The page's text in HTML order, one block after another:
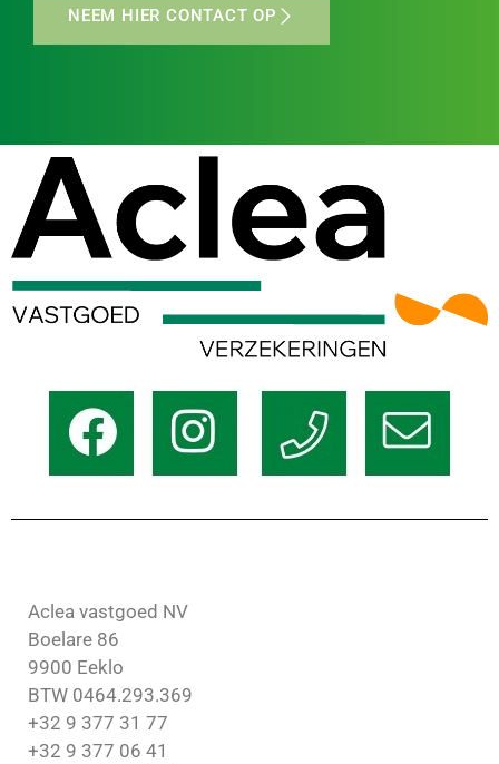
NEEM HIER CONTACT OP
Aclea vastgoed NV
Boelare 86
9900 Eeklo
BTW 0464.293.369
+32 9 377 31 77
+32 9 377 06 41